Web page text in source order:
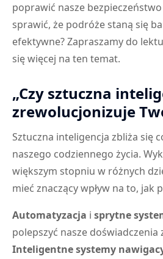
poprawić nasze
sprawić, że podróże staną się
efektywne? Zapraszamy do
się więcej na ten temat.
„Czy sztuczna
zrewolucjonizuje
Sztuczna inteligencja zbliża się
naszego codziennego życia.
większym stopniu w różnych
mieć znaczący wpływ na to, jak
Automatyzacja i sprytne
polepszyć nasze doświadczenia
Inteligentne systemy